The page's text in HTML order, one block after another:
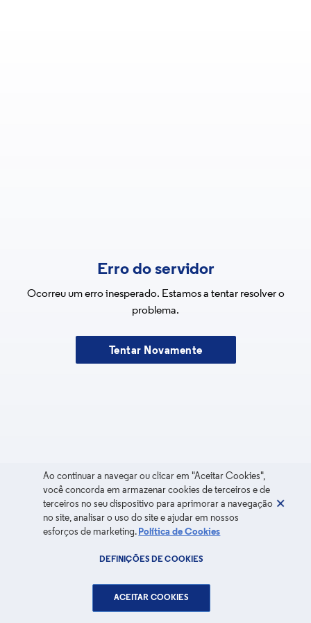
Erro do servidor
Ocorreu um erro inesperado. Estamos a tentar resolver o
problema.
Tentar Novamente
Ao continuar a navegar ou clicar em "Aceitar Cookies",
você concorda em armazenar cookies de terceiros e de
terceiros no seu dispositivo para aprimorar a navegação
no site, analisar o uso do site e ajudar em nossos
esforços de marketing. Política de Cookies
DEFINIÇÕES DE COOKIES
ACEITAR COOKIES